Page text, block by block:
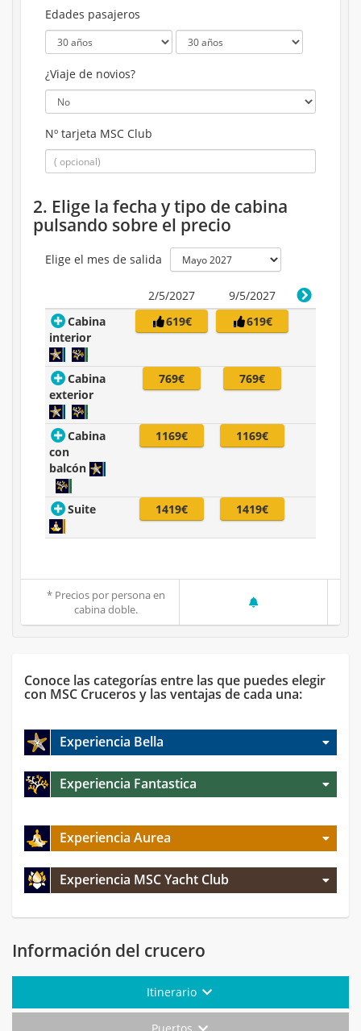
Edades pasajeros
¿Viaje de novios?
Nº tarjeta MSC Club
2. Elige la fecha y tipo de cabina
pulsando sobre el precio
Elige el mes de salida
2/5/2027
9/5/2027
Cabina
interior
619€ 619€
Cabina
exterior
769€ 769€
Cabina
con
balcón
1169€ 1169€
Suite 1419€ 1419€
* Precios por persona en
cabina doble.
Conoce las categorías entre las que puedes elegir
con MSC Cruceros y las ventajas de cada una:
Experiencia Bella
Experiencia Fantastica
Experiencia Aurea
Experiencia MSC Yacht Club
Información del crucero
Itinerario